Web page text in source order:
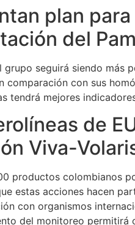
plan
del
grupo seguirá siendo más
comparación con sus
tendrá mejores
de
Viva-
productos colombianos
estas acciones hacen
con organismos
del monitoreo permitirá